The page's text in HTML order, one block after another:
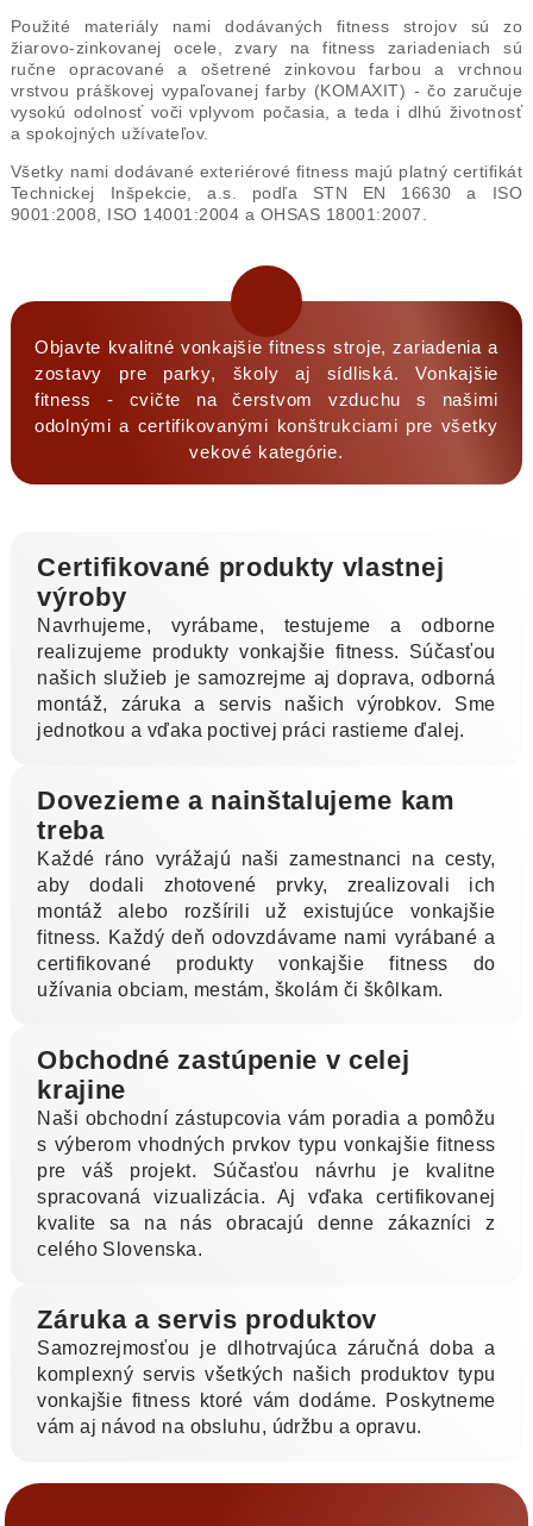
Použité materiály nami dodávaných fitness strojov sú zo
žiarovo-zinkovanej ocele, zvary na fitness zariadeniach sú
ručne opracované a ošetrené zinkovou farbou a vrchnou
vrstvou práškovej vypaľovanej farby (KOMAXIT) - čo zaručuje
vysokú odolnosť voči vplyvom počasia, a teda i dlhú životnosť
a spokojných užívateľov.
Všetky nami dodávané exteriérové fitness majú platný certifikát
Technickej Inšpekcie, a.s. podľa STN EN 16630 a ISO
9001:2008, ISO 14001:2004 a OHSAS 18001:2007.
Objavte kvalitné vonkajšie fitness stroje, zariadenia a
zostavy pre parky, školy aj sídliská. Vonkajšie
fitness - cvičte na čerstvom vzduchu s našimi
odolnými a certifikovanými konštrukciami pre všetky
vekové kategórie.
Certifikované produkty vlastnej
výroby
Navrhujeme, vyrábame, testujeme a odborne
realizujeme produkty vonkajšie fitness. Súčasťou
našich služieb je samozrejme aj doprava, odborná
montáž, záruka a servis našich výrobkov. Sme
jednotkou a vďaka poctivej práci rastieme ďalej.
Dovezieme a nainštalujeme kam
treba
Každé ráno vyrážajú naši zamestnanci na cesty,
aby dodali zhotovené prvky, zrealizovali ich
montáž alebo rozšírili už existujúce vonkajšie
fitness. Každý deň odovzdávame nami vyrábané a
certifikované produkty vonkajšie fitness do
užívania obciam, mestám, školám či škôlkam.
Obchodné zastúpenie v celej
krajine
Naši obchodní zástupcovia vám poradia a pomôžu
s výberom vhodných prvkov typu vonkajšie fitness
pre váš projekt. Súčasťou návrhu je kvalitne
spracovaná vizualizácia. Aj vďaka certifikovanej
kvalite sa na nás obracajú denne zákazníci z
celého Slovenska.
Záruka a servis produktov
Samozrejmosťou je dlhotrvajúca záručná doba a
komplexný servis všetkých našich produktov typu
vonkajšie fitness ktoré vám dodáme. Poskytneme
vám aj návod na obsluhu, údržbu a opravu.